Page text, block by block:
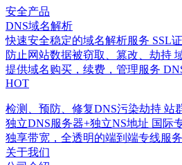
安全产品
DNS域名解析
快速安全稳定的域名解析服务 SSL
防止网站数据被窃取、篡改、劫持
提供域名购买，续费，管理服务
HOT
检测、预防、修复DNS污染劫持 站
独立DNS服务器+独立NS地址 国际
独享带宽，全透明的端到端专线服务
关于我们